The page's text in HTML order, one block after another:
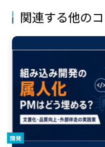
関連する他の
開発